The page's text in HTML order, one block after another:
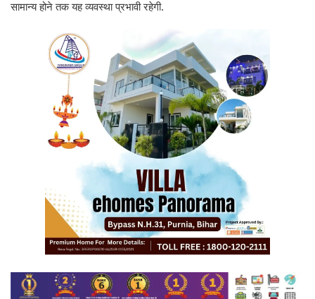
सामान्य होने तक यह व्यवस्था प्रभावी रहेगी.